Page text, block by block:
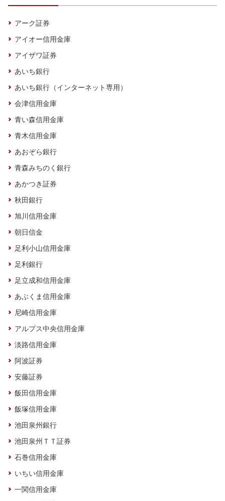
アーク証券
アイオー信用金庫
アイザワ証券
あいち銀行
あいち銀行（インターネット専用）
会津信用金庫
青い森信用金庫
青木信用金庫
あおぞら銀行
青森みちのく銀行
あかつき証券
秋田銀行
旭川信用金庫
朝日信金
足利小山信用金庫
足利銀行
足立成和信用金庫
あぶくま信用金庫
尼崎信用金庫
アルプス中央信用金庫
淡路信用金庫
阿波証券
安藤証券
飯田信用金庫
飯塚信用金庫
池田泉州銀行
池田泉州ＴＴ証券
石巻信用金庫
いちい信用金庫
一関信用金庫